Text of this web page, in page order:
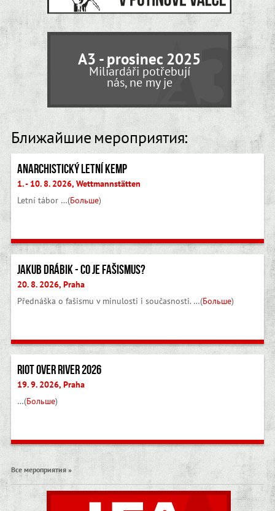
A3 - prosinec 2025
Miliardáři potřebují
nás, ne my je
Ближайшие мероприятия:
Anarchistický letní kemp
1. - 10. 8. 2026, Wettmannstätten
Letní tábor …(Больше)
Jakub Drábik - Co je fašismus?
20. 8. 2026, Praha
Přednáška o fašismu v minulosti i současnosti. …(Больше)
Riot Over River 2026
19. 9. 2026, Praha
…(Больше)
Все мероприятия »